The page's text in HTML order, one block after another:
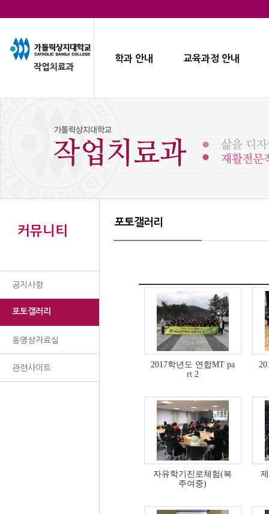
학과 안내 교육과정 안내
커뮤니티
공지사항
포토갤러리
동영상자료실
관련사이트
포토갤러리
2017학년도 연합MT pa
rt 2
자유학기진로체험(복
주여중)